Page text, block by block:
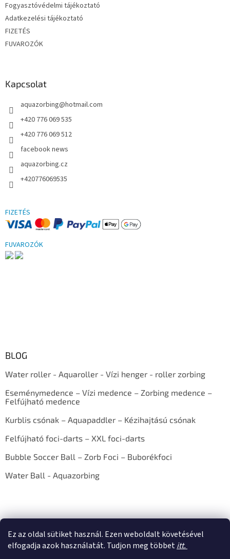
Ez az oldal sütiket használ. Ezen weboldalt követésével
elfogadja azok használatát. Tudjon meg többetitt.
Fogyasztóvédelmi tájékoztató
Adatkezelési tájékoztató
FIZETÉS
FUVAROZÓK
Kapcsolat
aquazorbing@hotmail.com
+420 776 069 535
+420 776 069 512
facebook news
aquazorbing.cz
+420776069535
FIZETÉS
FUVAROZÓK
BLOG
Water roller - Aquaroller - Vízi henger - roller zorbing
Eseménymedence – Vízi medence – Zorbing medence –
Felfújható medence
Kurblis csónak – Aquapaddler – Kézihajtású csónak
Felfújható foci-darts – XXL foci-darts
Bubble Soccer Ball – Zorb Foci – Buborékfoci
Water Ball - Aquazorbing